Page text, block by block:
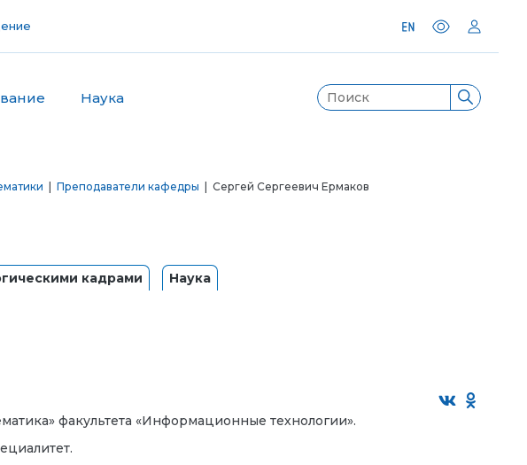
Наука
Преподаватели кафедры | Сергей Сергеевич Ермаков
кадрами Наука
факультета «Информационные технологии».